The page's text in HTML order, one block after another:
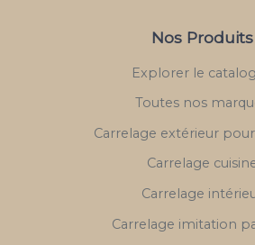
Nos Produits
Explorer le
Toutes nos
Carrelage extérieur
Carrelage
Carrelage
Carrelage imitation